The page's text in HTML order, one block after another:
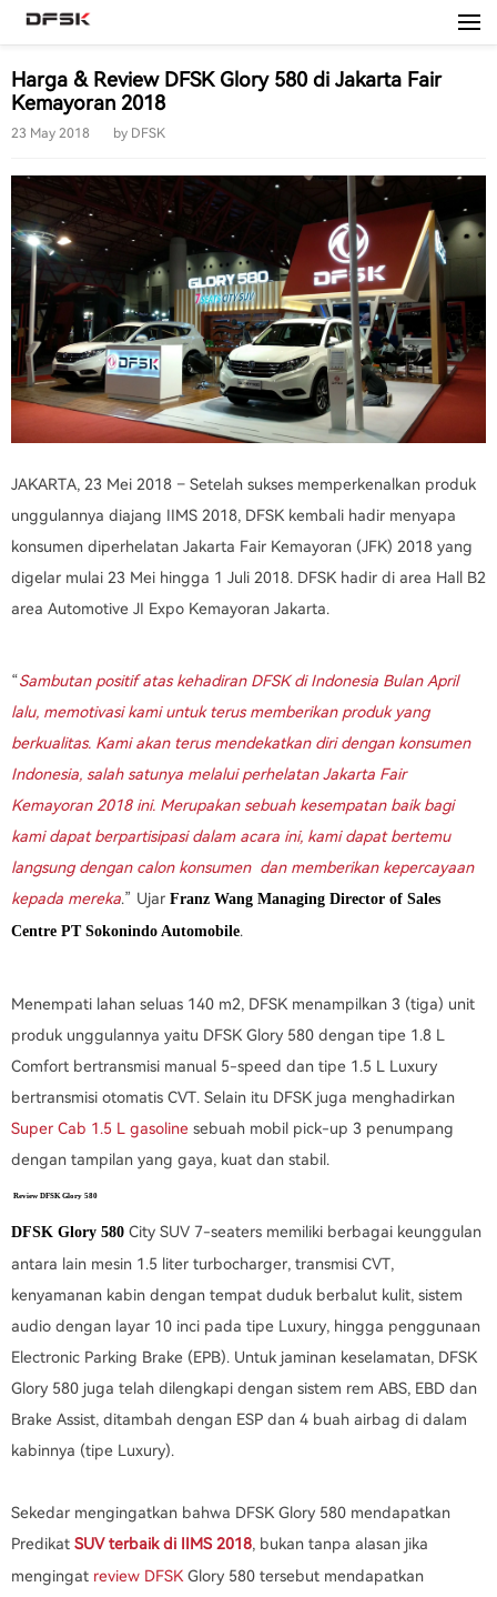
0800 1666 999
Harga & Review DFSK Glory 580 di Jakarta Fair
Kemayoran 2018
23 May 2018 by DFSK
JAKARTA, 23 Mei 2018 – Setelah sukses memperkenalkan produk
unggulannya diajang IIMS 2018, DFSK kembali hadir menyapa
konsumen diperhelatan Jakarta Fair Kemayoran (JFK) 2018 yang
digelar mulai 23 Mei hingga 1 Juli 2018. DFSK hadir di area Hall B2
area Automotive JI Expo Kemayoran Jakarta.
“Sambutan positif atas kehadiran DFSK di Indonesia Bulan April
lalu, memotivasi kami untuk terus memberikan produk yang
berkualitas. Kami akan terus mendekatkan diri dengan konsumen
Indonesia, salah satunya melalui perhelatan Jakarta Fair
Kemayoran 2018 ini. Merupakan sebuah kesempatan baik bagi
kami dapat berpartisipasi dalam acara ini, kami dapat bertemu
langsung dengan calon konsumen dan memberikan kepercayaan
kepada mereka.” Ujar Franz Wang Managing Director of Sales
Centre PT Sokonindo Automobile.
Menempati lahan seluas 140 m2, DFSK menampilkan 3 (tiga) unit
produk unggulannya yaitu DFSK Glory 580 dengan tipe 1.8 L
Comfort bertransmisi manual 5-speed dan tipe 1.5 L Luxury
bertransmisi otomatis CVT. Selain itu DFSK juga menghadirkan
Super Cab 1.5 L gasoline sebuah mobil pick-up 3 penumpang
dengan tampilan yang gaya, kuat dan stabil.
Review DFSK Glory 580
DFSK Glory 580 City SUV 7-seaters memiliki berbagai keunggulan
antara lain mesin 1.5 liter turbocharger, transmisi CVT,
kenyamanan kabin dengan tempat duduk berbalut kulit, sistem
audio dengan layar 10 inci pada tipe Luxury, hingga penggunaan
Electronic Parking Brake (EPB). Untuk jaminan keselamatan, DFSK
Glory 580 juga telah dilengkapi dengan sistem rem ABS, EBD dan
Brake Assist, ditambah dengan ESP dan 4 buah airbag di dalam
kabinnya (tipe Luxury).
Sekedar mengingatkan bahwa DFSK Glory 580 mendapatkan
Predikat SUV terbaik di IIMS 2018, bukan tanpa alasan jika
mengingat review DFSK Glory 580 tersebut mendapatkan